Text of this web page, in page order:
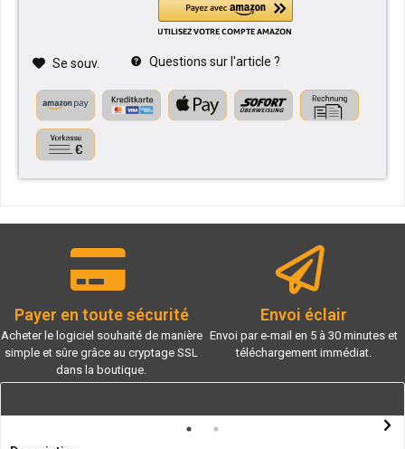
Se souv. Questions sur l'article ?
Payer en toute sécurité
Acheter le logiciel souhaité de manière
simple et sûre grâce au cryptage SSL
dans la boutique.
Envoi éclair
Envoi par e-mail en 5 à 30 minutes et
téléchargement immédiat.